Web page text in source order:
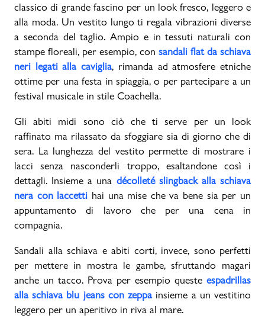
classico di grande fascino per un look fresco, leggero e
alla moda. Un vestito lungo ti regala vibrazioni diverse
a seconda del taglio. Ampio e in tessuti naturali con
stampe floreali, per esempio, con sandali flat da schiava
neri legati alla caviglia, rimanda ad atmosfere etniche
ottime per una festa in spiaggia, o per partecipare a un
festival musicale in stile Coachella.
Gli abiti midi sono ciò che ti serve per un look
raffinato ma rilassato da sfoggiare sia di giorno che di
sera. La lunghezza del vestito permette di mostrare i
lacci senza nasconderli troppo, esaltandone così i
dettagli. Insieme a una décolleté slingback alla schiava
nera con laccetti hai una mise che va bene sia per un
appuntamento di lavoro che per una cena in
compagnia.
Sandali alla schiava e abiti corti, invece, sono perfetti
per mettere in mostra le gambe, sfruttando magari
anche un tacco. Prova per esempio queste espadrillas
alla schiava blu jeans con zeppainsieme a un vestitino
leggero per un aperitivo in riva al mare.